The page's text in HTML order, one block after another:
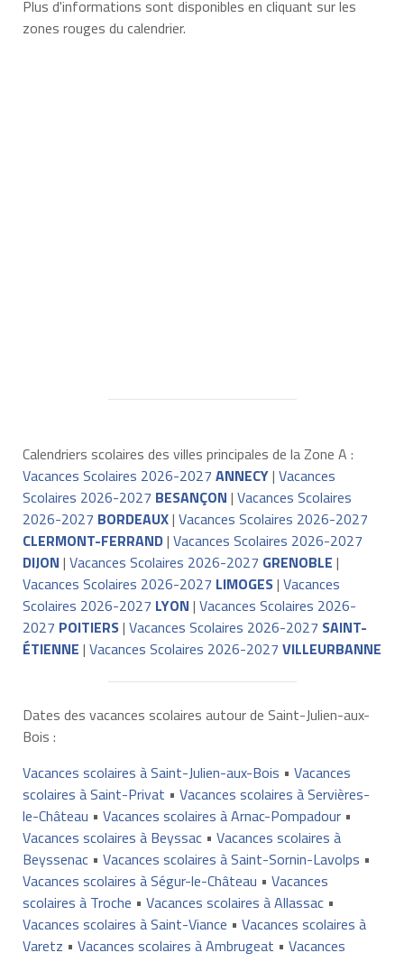
Plus d'informations sont disponibles en cliquant sur les
zones rouges du calendrier.
Calendriers scolaires des villes principales de la Zone A :
Vacances Scolaires 2026-2027 ANNECY| Vacances
Scolaires 2026-2027 BESANÇON | Vacances Scolaires
2026-2027 BORDEAUX| Vacances Scolaires 2026-2027
CLERMONT-FERRAND| Vacances Scolaires 2026-2027
DIJON | Vacances Scolaires 2026-2027 GRENOBLE |
Vacances Scolaires 2026-2027 LIMOGES| Vacances
Scolaires 2026-2027 LYON | Vacances Scolaires 2026-
2027 POITIERS| Vacances Scolaires 2026-2027 SAINT-
ÉTIENNE | Vacances Scolaires 2026-2027 VILLEURBANNE
Dates des vacances scolaires autour de Saint-Julien-aux-
Bois :
Vacances scolaires à Saint-Julien-aux-Bois • Vacances
scolaires à Saint-Privat • Vacances scolaires à Servières-
le-Château • Vacances scolaires à Arnac-Pompadour•
Vacances scolaires à Beyssac• Vacances scolaires à
Beyssenac• Vacances scolaires à Saint-Sornin-Lavolps •
Vacances scolaires à Ségur-le-Château • Vacances
scolaires à Troche • Vacances scolaires à Allassac•
Vacances scolaires à Saint-Viance • Vacances scolaires à
Varetz • Vacances scolaires à Ambrugeat • Vacances